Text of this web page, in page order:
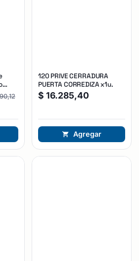
120 PRIVE CERRADURA
PUERTA CORREDIZA x1u.
$ 16.285,40
Agregar